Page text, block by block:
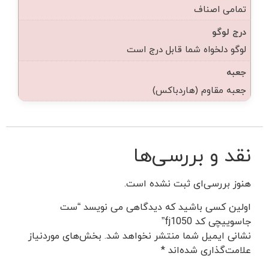
تمامی اصناف
درج لوگو
لوگو دلخواه شما قابل درج است
جعبه
جعبه مقاوم (هاردباکس)
نقد و بررسی‌ها
هنوز بررسی‌ای ثبت نشده است.
اولین کسی باشید که دیدگاهی می نویسد “ست
جاسوییچی کد fj1050”
نشانی ایمیل شما منتشر نخواهد شد. بخش‌های موردنیاز
علامت‌گذاری شده‌اند*